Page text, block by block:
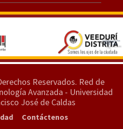
Reservados. Red de
Avanzada - Universidad
José de Caldas
Contáctenos